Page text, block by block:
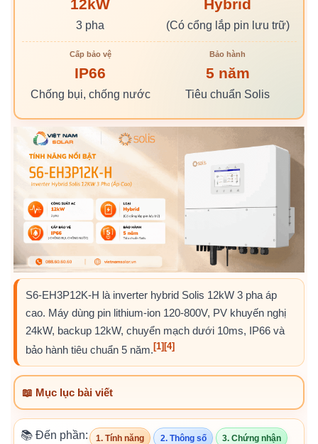
12kW
3 pha
Hybrid
(Có cổng lắp pin lưu trữ)
Cấp bảo vệ
IP66
Chống bụi, chống nước
Bảo hành
5 năm
Tiêu chuẩn Solis
S6-EH3P12K-H là inverter hybrid Solis 12kW 3 pha áp
cao. Máy dùng pin lithium-ion 120-800V, PV khuyến nghị
24kW, backup 12kW, chuyển mạch dưới 10ms, IP66 và
bảo hành tiêu chuẩn 5 năm. [1] [4]
📖 Mục lục bài viết
📚 Đến phần: 1. Tính năng 2. Thông số 3. Chứng nhận